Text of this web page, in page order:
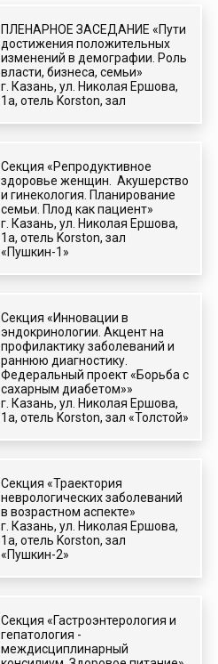
ПЛЕНАРНОЕ ЗАСЕДАНИЕ «Пути
достижения положительных
изменений в демографии. Роль
власти, бизнеса, семьи»
г. Казань, ул. Николая Ершова,
1а, отель Korston, зал
Секция «Репродуктивное
здоровье женщин. Акушерство
и гинекология. Планирование
семьи. Плод как пациент»
г. Казань, ул. Николая Ершова,
1а, отель Korston, зал
«Пушкин-1»
Секция «Инновации в
эндокринологии. Акцент на
профилактику заболеваний и
раннюю диагностику.
Федеральный проект «Борьба с
сахарным диабетом»»
г. Казань, ул. Николая Ершова,
1а, отель Korston, зал «Толстой»
Секция «Траектория
неврологических заболеваний
в возрастном аспекте»
г. Казань, ул. Николая Ершова,
1а, отель Korston, зал
«Пушкин-2»
Секция «Гастроэнтерология и
гепатология -
междисциплинарный